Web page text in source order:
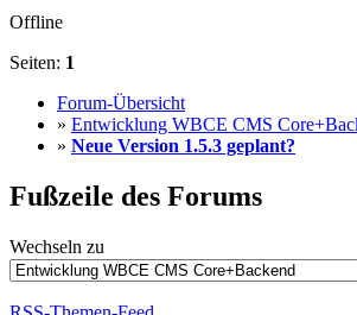
Offline
Seiten: 1
Forum-Übersicht
» Entwicklung WBCE CMS
» Neue Version 1.5.3 geplant?
Fußzeile des Forums
Wechseln zu